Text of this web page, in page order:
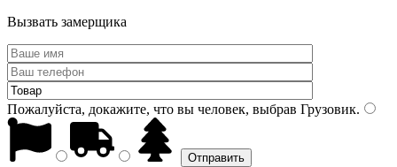
Вызвать замерщика
Пожалуйста, докажите, что вы человек, выбрав Грузовик.